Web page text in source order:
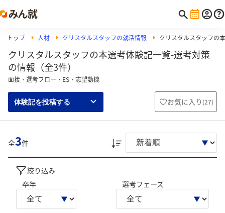
トップ 人材 クリスタルスタッフの就活情報 クリスタルスタッフの
クリスタルスタッフの本選考体験記一覧-選考対策
の情報（全3件）
面接・選考フロー・ES・志望動機
体験記を投稿する お気に入り (27)
全3件
絞り込み
卒年
選考フェーズ